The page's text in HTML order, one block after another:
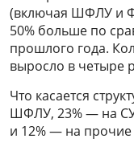
(включая ШФЛУ и
50% больше по
прошлого года.
выросло в четыре
Что касается
ШФЛУ, 23% — на
и 12% — на прочие